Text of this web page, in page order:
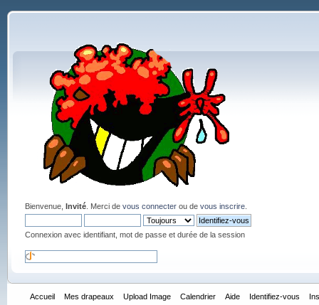
Bienvenue, Invité. Merci de vous connecterou de vous inscrire.
Connexion avec identifiant, mot de passe et durée de la session
Accueil Mes drapeaux Upload Image Calendrier Aide Identifiez-vous